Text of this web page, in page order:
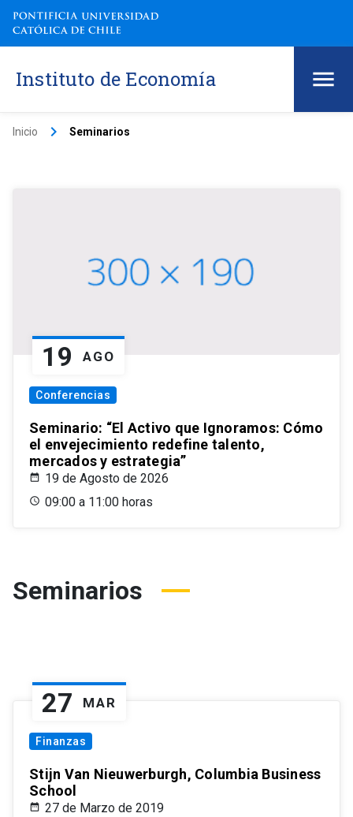
Instituto de Economía
Inicio keyboard_arrow_right Seminarios
19 AGO
Conferencias
Seminario: “El Activo que Ignoramos: Cómo
el envejecimiento redefine talento,
mercados y estrategia”
19 de Agosto de 2026
09:00 a 11:00 horas
Seminarios
27 MAR
Finanzas
Stijn Van Nieuwerburgh, Columbia Business
School
27 de Marzo de 2019